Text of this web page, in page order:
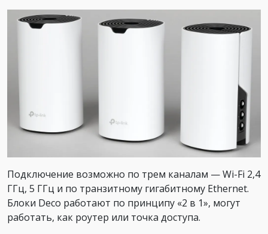
Подключение возможно по трем каналам — Wi-Fi 2,4
ГГц, 5 ГГц и по транзитному гигабитному Ethernet.
Блоки Deco работают по принципу «2 в 1», могут
работать, как роутер или точка доступа.